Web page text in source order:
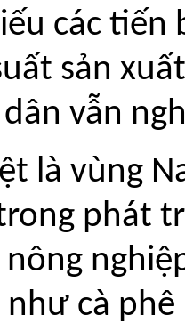
các tiến
sản
vẫn
là vùng
phát
nông
cà phê